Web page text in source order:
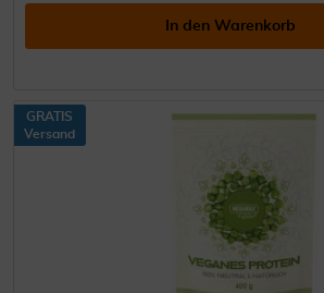
In den Warenkorb
GRATIS
Versand